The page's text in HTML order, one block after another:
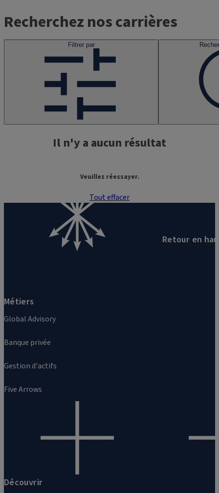
Recherchez nos carrières
Filtrer par
Il n'y a aucun résultat
Veuillez réessayer.
Tout effacer
Métiers
Global Advisory
Banque privée
Gestion d'actifs
Five Arrows
Découvrir
Retour en